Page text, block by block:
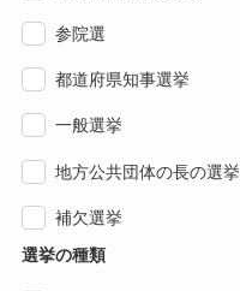
参院選
都道府県知事選挙
一般選挙
地方公共団体の長の選挙
補欠選挙
選挙の種類